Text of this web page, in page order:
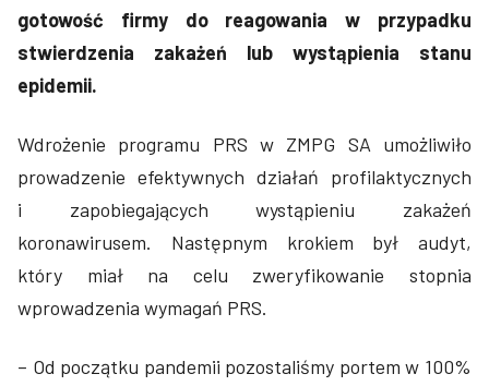
gotowość firmy do reagowania w przypadku
stwierdzenia zakażeń lub wystąpienia stanu
epidemii.
Wdrożenie programu PRS w ZMPG SA umożliwiło
prowadzenie efektywnych działań profilaktycznych
i zapobiegających wystąpieniu zakażeń
koronawirusem. Następnym krokiem był audyt,
który miał na celu zweryfikowanie stopnia
wprowadzenia wymagań PRS.
– Od początku pandemii pozostaliśmy portem w 100%